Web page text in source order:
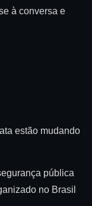
à conversa e
estão mudando
pública
no Brasil